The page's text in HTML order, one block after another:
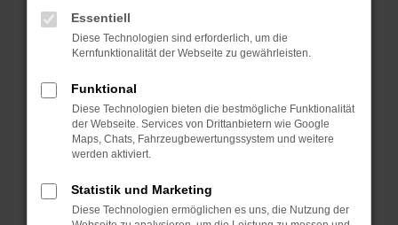
Manche Erweiterungen, wie Werbeblocker,
können das Laden bestimmter Seiten
verhindern. Funktioniert die Seite in einem
Fenster?
Starte dein Gerät neu.
Das kann manchmal helfen, vorübergehende
Probleme zu beheben.
Betriebssystem auf dem neuesten Stand
sind.
Essentiell
Diese Technologien sind erforderlich, um die
Kernfunktionalität der Webseite zu gewährleisten.
Funktional
Diese Technologien bieten die bestmögliche Funktionalität
der Webseite. Services von Drittanbietern wie Google
Maps, Chats, Fahrzeugbewertungssystem und weitere
werden aktiviert.
Statistik und Marketing
Diese Technologien ermöglichen es uns, die Nutzung der